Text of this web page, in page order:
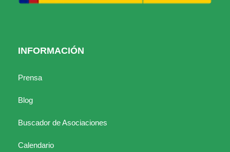
INFORMACIÓN
Prensa
Blog
Buscador de Asociaciones
Calendario